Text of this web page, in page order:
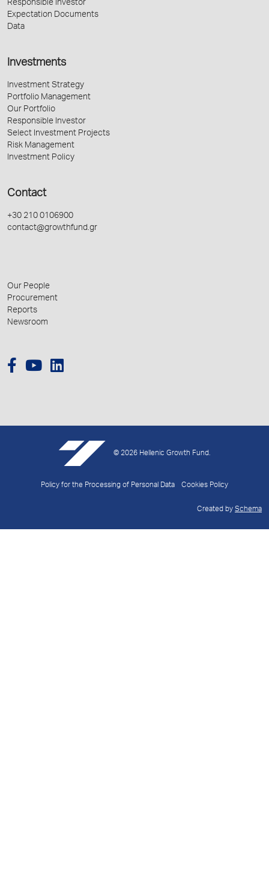
Responsible Investor
Expectation Documents
Data
Investments
Investment Strategy
Portfolio Management
Our Portfolio
Responsible Investor
Select Investment Projects
Risk Management
Investment Policy
Contact
+30 210 0106900
contact@growthfund.gr
Our People
Procurement
Reports
Newsroom
© 2026 Hellenic Growth Fund.
Policy for the Processing of Personal Data Cookies Policy
Created by Schema